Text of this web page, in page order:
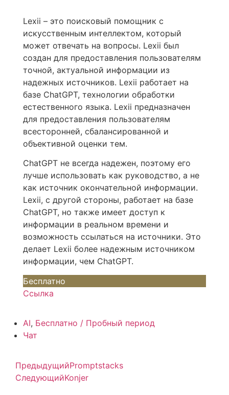
Lexii – это поисковый помощник с
искусственным интеллектом, который
может отвечать на вопросы. Lexii был
создан для предоставления пользователям
точной, актуальной информации из
надежных источников. Lexii работает на
базе ChatGPT, технологии обработки
естественного языка. Lexii предназначен
для предоставления пользователям
всесторонней, сбалансированной и
объективной оценки тем.
ChatGPT не всегда надежен, поэтому его
лучше использовать как руководство, а не
как источник окончательной информации.
Lexii, с другой стороны, работает на базе
ChatGPT, но также имеет доступ к
информации в реальном времени и
возможность ссылаться на источники. Это
делает Lexii более надежным источником
информации, чем ChatGPT.
Бесплатно
Ссылка
AI, Бесплатно / Пробный период
Чат
ПредыдущийPromptstacks
СледующийKonjer